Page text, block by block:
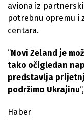
aviona iz
potrebnu opremu i
centara.
“Novi Zeland je
tako očigledan
predstavlja
podržimo Ukrajinu
Haber